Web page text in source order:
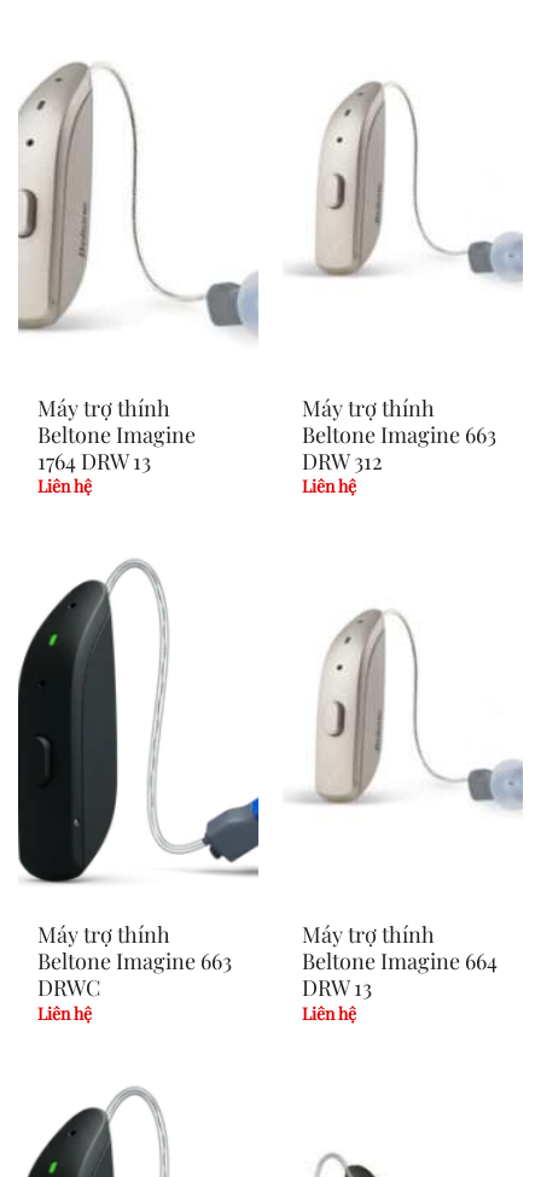
Máy trợ thính
Beltone Imagine
1764 DRW 13
Liên hệ
Máy trợ thính
Beltone Imagine 663
DRW 312
Liên hệ
Máy trợ thính
Beltone Imagine 663
DRWC
Liên hệ
Máy trợ thính
Beltone Imagine 664
DRW 13
Liên hệ